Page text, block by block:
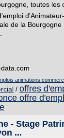
toutes les
de la Bourgogne
animations
/ offres
offre
- Stage
...